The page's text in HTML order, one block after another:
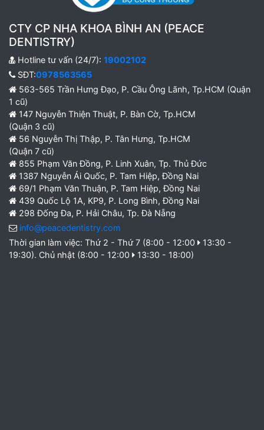
CTY CP NHA KHOA BÌNH AN (PEACE
DENTISTRY)
Hotline tư vấn (24/7): 19002102
SĐT:0978563565
563-565 Trần Hưng Đạo, P. Cầu Ông Lãnh, Tp.HCM (Quận
1 cũ)
147 Nguyễn Thiện Thuật, P. Bàn Cờ, Tp.HCM
(Quận 3 cũ)
56 Nguyễn Thị Thập, P. Tân Hưng, Tp.HCM
(Quận 7 cũ)
855 Phạm Văn Đồng, P. Linh Xuân, Tp. Thủ Đức
1387 Nguyễn Ái Quốc, P. Tam Hiệp, Đồng Nai
69/1 Phạm Văn Thuận, P. Tam Hiệp, Đồng Nai
439 Quốc Lộ 1A, KP9, P. Long Bình, Đồng Nai
298 Đống Đa, P. Hải Châu, Tp. Đà Nẵng
info@peacedentistry.com
Thời gian làm việc: Thứ 2 - Thứ 7 (8:00 - 12:00
13:30 -
19:30). Chủ nhật (8:00 - 12:00
13:30 - 18:00)